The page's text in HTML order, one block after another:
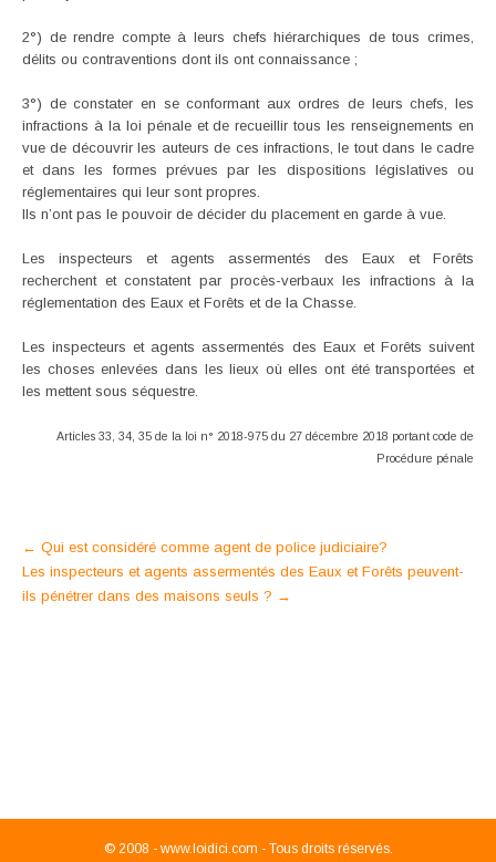
2°) de rendre compte à leurs chefs hiérarchiques de tous crimes,
délits ou contraventions dont ils ont connaissance ;
3°) de constater en se conformant aux ordres de leurs chefs, les
infractions à la loi pénale et de recueillir tous les renseignements en
vue de découvrir les auteurs de ces infractions, le tout dans le cadre
et dans les formes prévues par les dispositions législatives ou
réglementaires qui leur sont propres.
Ils n’ont pas le pouvoir de décider du placement en garde à vue.
Les inspecteurs et agents assermentés des Eaux et Forêts
recherchent et constatent par procès-verbaux les infractions à la
réglementation des Eaux et Forêts et de la Chasse.
Les inspecteurs et agents assermentés des Eaux et Forêts suivent
les choses enlevées dans les lieux où elles ont été transportées et
les mettent sous séquestre.
Articles 33, 34, 35 de la loi n° 2018-975 du 27 décembre 2018 portant code de
Procédure pénale
Post
navigation
← Qui est considéré comme agent de police judiciaire?
Les inspecteurs et agents assermentés des Eaux et Forêts peuvent-
ils pénétrer dans des maisons seuls ? →
© 2008 - www.loidici.com - Tous droits réservés.